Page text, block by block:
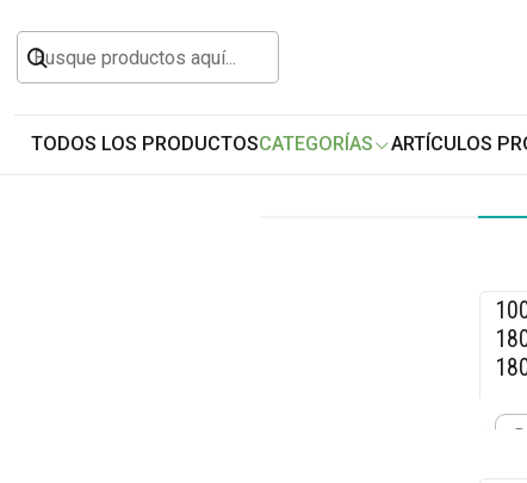
TODOS LOS PRODUCTOSCATEGORÍAS ARTÍCULOS
Inicio Jardín y Aire Libre
-